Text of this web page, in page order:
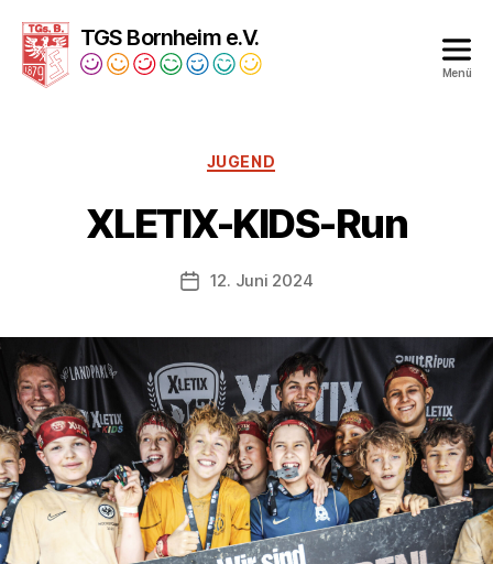
TGS Bornheim e.V.
Menü
Kategorien
JUGEND
XLETIX-KIDS-Run
Veröffentlichungsdatum
12. Juni 2024